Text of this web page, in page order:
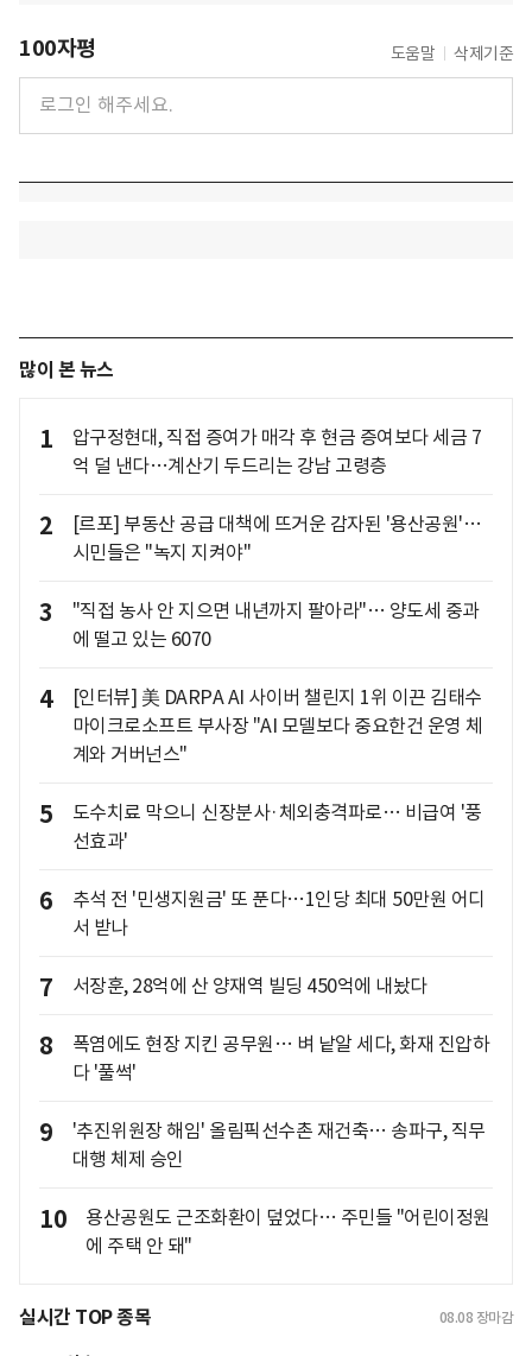
100자평 도움말 삭제기준
많이 본 뉴스
1
압구정현대, 직접 증여가 매각 후 현금 증여보다 세금 7
억 덜 낸다…계산기 두드리는 강남 고령층
2
[르포] 부동산 공급 대책에 뜨거운 감자된 '용산공원'…
시민들은 "녹지 지켜야"
3
"직접 농사 안 지으면 내년까지 팔아라"… 양도세 중과
에 떨고 있는 6070
4
[인터뷰] 美 DARPA AI 사이버 챌린지 1위 이끈 김태수
마이크로소프트 부사장 "AI 모델보다 중요한건 운영 체
계와 거버넌스"
5
도수치료 막으니 신장분사·체외충격파로… 비급여 '풍
선효과'
6
추석 전 '민생지원금' 또 푼다…1인당 최대 50만원 어디
서 받나
7 서장훈, 28억에 산 양재역 빌딩 450억에 내놨다
8
폭염에도 현장 지킨 공무원… 벼 낱알 세다, 화재 진압하
다 '풀썩'
9
'추진위원장 해임' 올림픽선수촌 재건축… 송파구, 직무
대행 체제 승인
10
용산공원도 근조화환이 덮었다… 주민들 "어린이정원
에 주택 안 돼"
실시간 TOP 종목 08.08 장마감